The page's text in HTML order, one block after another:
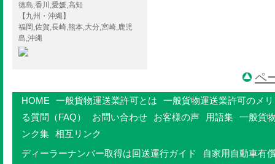
徳島,香川,愛媛,高知
【九州・沖縄】
福岡,佐賀,長崎,熊本,大分,宮崎,鹿児
島,沖縄
ペ
HOME 一般貨物運送業許可とは
一般貨物運送業許可のメ
る質問（FAQ）
お問い合わせ お客様の声 用語集 一般貨
ンク集 相互リンク
ディーラーナンバー取得は回送運行ガイド
自家用自動車有